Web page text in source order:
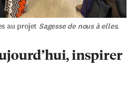
au projet Sagesse de nous à elles.
inspirer